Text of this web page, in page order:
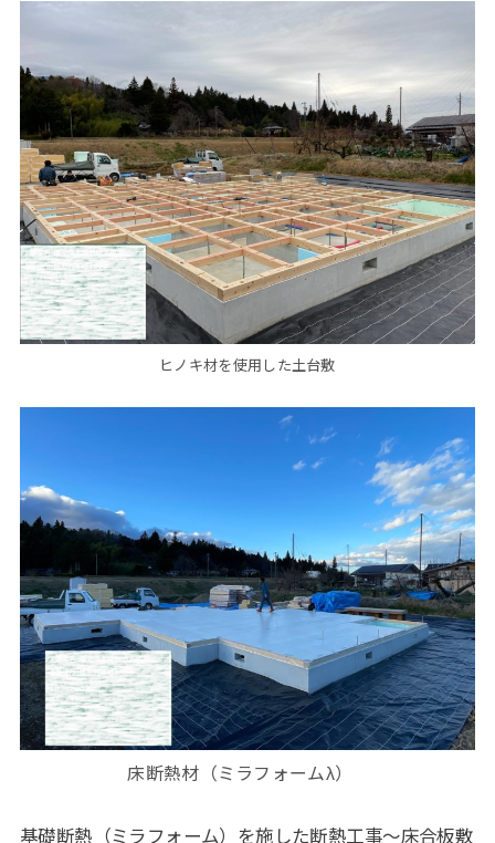
ヒノキ材を使用した土台敷
床断熱材（ミラフォームλ）
基礎断熱（ミラフォーム）を施した断熱工事～床合板敷